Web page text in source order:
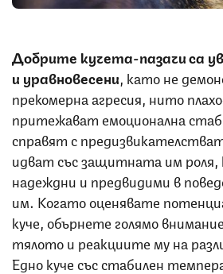
Добрите кучета-пазачи са
и уравновесени , като не
прекомерна агресия, нито
притежават емоционална
справят с
идват със защитната им роля,
надеждни и предвидими в
им. Когато оценявате
куче, обърнете голямо
тялото и реакциите му на
Едно куче със стабилен